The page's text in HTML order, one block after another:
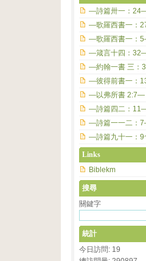
—詩篇卅一：
—歌羅西書一：
—歌羅西書一：
—箴言十四：
—約翰一書 三：
—彼得前書一：
—以弗所書 2:7—
—詩篇四二：
—詩篇一一二：
—詩篇九十一：
Links
Biblekm
搜尋
關鍵字
統計
今日訪問: 19